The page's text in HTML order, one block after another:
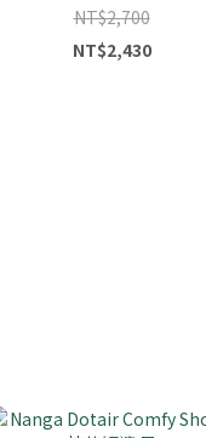
NT$2,700
NT$2,430